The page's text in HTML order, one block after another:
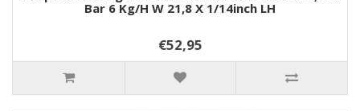
Bar 6 Kg/h W 21,8 X 1/14inch LH
€52,95